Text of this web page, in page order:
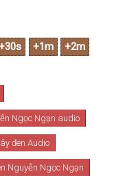
Ngọc Ngạn audio
đen Audio
Nguyễn Ngọc Ngạn